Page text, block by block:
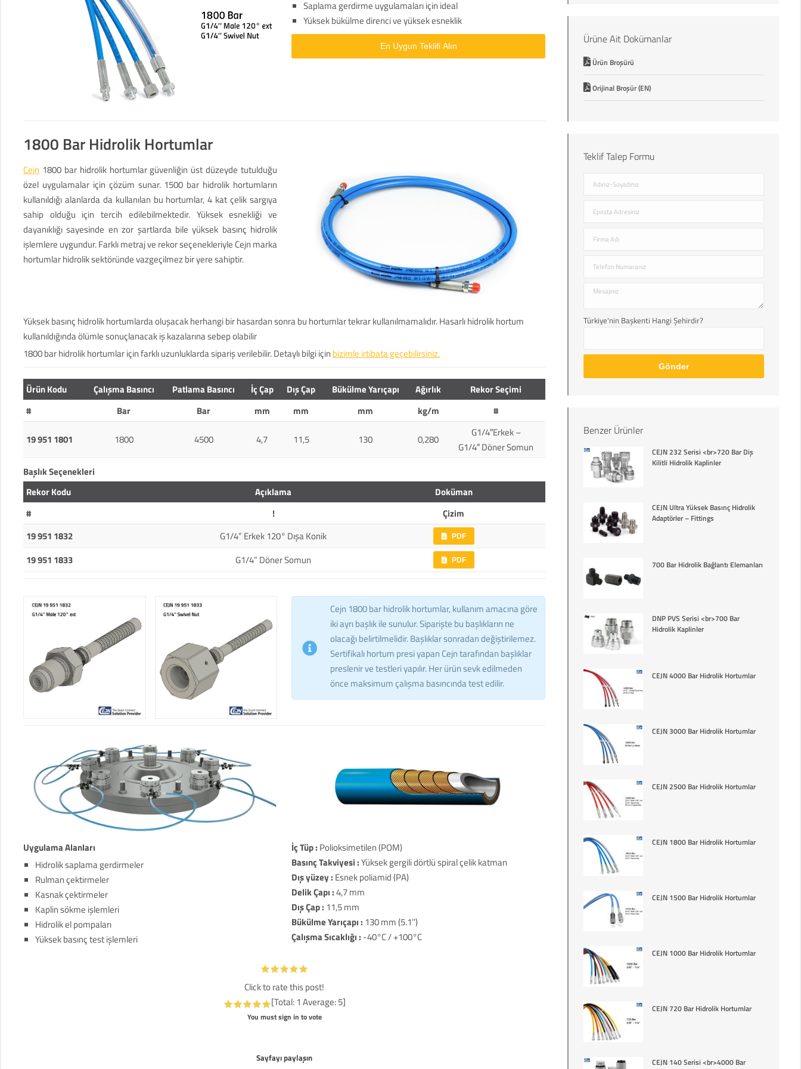
Saplama gerdirme uygulamaları için ideal
Yüksek bükülme direnci ve yüksek esneklik
En Uygun Teklifi Alın
1800 Bar Hidrolik Hortumlar
Cejn 1800 bar hidrolik hortumlar güvenliğin üst düzeyde tutulduğu
özel uygulamalar için çözüm sunar. 1500 bar hidrolik hortumların
kullanıldığı alanlarda da kullanılan bu hortumlar, 4 kat çelik sargıya
sahip olduğu için tercih edilebilmektedir. Yüksek esnekliği ve
dayanıklığı sayesinde en zor şartlarda bile yüksek basınç hidrolik
işlemlere uygundur. Farklı metraj ve rekor seçenekleriyle Cejn marka
hortumlar hidrolik sektöründe vazgeçilmez bir yere sahiptir.
Yüksek basınç hidrolik hortumlarda oluşacak herhangi bir hasardan sonra bu hortumlar tekrar kullanılmamalıdır. Hasarlı hidrolik hortum
kullanıldığında ölümle sonuçlanacak iş kazalarına sebep olabilir
1800 bar hidrolik hortumlar için farklı uzunluklarda sipariş verilebilir. Detaylı bilgi için bizimle irtibata geçebilirsiniz.
Ürün Kodu Çalışma Basıncı Patlama Basıncı İç Çap Dış Çap Bükülme Yarıçapı Ağırlık
Rekor Seçimi
#
Bar Bar mm mm mm kg/m #
19 951 1801 1800 4500 4,7 11,5 130 0,280
G1/4″Erkek –
G1/4″ Döner Somun
Başlık Seçenekleri
Rekor Kodu
Açıklama
Doküman
#
!
Çizim
19 951 1832
G1/4” Erkek 120° Dışa Konik PDF
19 951 1833 G1/4” Döner Somun PDF
Cejn 1800 bar hidrolik hortumlar, kullanım amacına göre
iki ayrı başlık ile sunulur. Siparişte bu başlıkların ne
olacağı belirtilmelidir. Başlıklar sonradan değiştirilemez.
Sertifikalı hortum presi yapan Cejn tarafından başlıklar
preslenir ve testleri yapılır. Her ürün sevk edilmeden
önce maksimum çalışma basıncında test edilir.
Uygulama Alanları
Hidrolik saplama gerdirmeler
Rulman çektirmeler
Kasnak çektirmeler
Kaplin sökme işlemleri
Hidrolik el pompaları
Yüksek basınç test işlemleri
İç Tüp : Polioksimetilen (POM)
Basınç Takviyesi :Yüksek gergili dörtlü spiral çelik katman
Dış yüzey : Esnek poliamid (PA)
Delik Çapı :4,7 mm
Dış Çap : 11,5 mm
Bükülme Yarıçapı : 130 mm (5.1’’)
Çalışma Sıcaklığı : -40°C / +100°C
Click to rate this post!
[Total:1 Average:5]
You must sign in to vote
Sayfayı paylaşın
Ürüne Ait Dokümanlar
Ürün Broşürü
Orijinal Broşür (EN)
Teklif Talep Formu
Türkiye'nin Başkenti Hangi Şehirdir?
Benzer Ürünler
CEJN 232 Serisi <br>720 Bar Diş
Kilitli Hidrolik Kaplinler
CEJN Ultra Yüksek Basınç Hidrolik
Adaptörler – Fittings
700 Bar Hidrolik Bağlantı Elemanları
DNP PVS Serisi <br>700 Bar
Hidrolik Kaplinler
CEJN 4000 Bar Hidrolik Hortumlar
CEJN 3000 Bar Hidrolik Hortumlar
CEJN 2500 Bar Hidrolik Hortumlar
CEJN 1800 Bar Hidrolik Hortumlar
CEJN 1500 Bar Hidrolik Hortumlar
CEJN 1000 Bar Hidrolik Hortumlar
CEJN 720 Bar Hidrolik Hortumlar
CEJN 140 Serisi <br>4000 Bar